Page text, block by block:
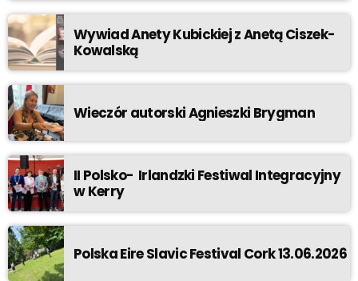
Wywiad Anety Kubickiej z Anetą Ciszek-
Kowalską
Wieczór autorski Agnieszki Brygman
II Polsko- Irlandzki Festiwal Integracyjny
w Kerry
Polska Eire Slavic Festival Cork 13.06.2026